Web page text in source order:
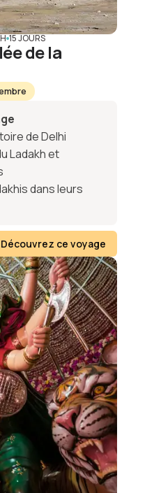
15 JOURS
de la
de Delhi
Ladakh et
dans leurs
Découvrez ce voyage